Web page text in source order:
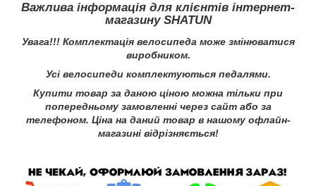
Важлива інформація для клієнтів інтернет-
магазину SHATUN
Увага!!! Комплектація велосипеда може змінюватися
виробником.
Усі велосипеди комплектуються педалями.
Купити товар за даною ціною можна тільки при
попередньому замовленні через сайт або за
телефоном. Ціна на даний товар в нашому офлайн-
магазині відрізняється!